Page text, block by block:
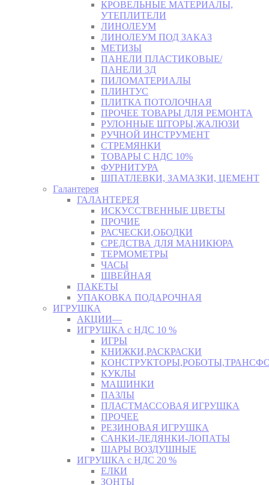
КРОВЕЛЬНЫЕ МАТЕРИАЛЫ,
УТЕПЛИТЕЛИ
ЛИНОЛЕУМ
ЛИНОЛЕУМ ПОД ЗАКАЗ
МЕТИЗЫ
ПАНЕЛИ ПЛАСТИКОВЫЕ/
ПАНЕЛИ 3Д
ПИЛОМАТЕРИАЛЫ
ПЛИНТУС
ПЛИТКА ПОТОЛОЧНАЯ
ПРОЧЕЕ ТОВАРЫ ДЛЯ РЕМОНТА
РУЛОННЫЕ ШТОРЫ,ЖАЛЮЗИ
РУЧНОЙ ИНСТРУМЕНТ
СТРЕМЯНКИ
ТОВАРЫ С НДС 10%
ФУРНИТУРА
ШПАТЛЕВКИ, ЗАМАЗКИ, ЦЕМЕНТ
Галантерея
ГАЛАНТЕРЕЯ
ИСКУССТВЕННЫЕ ЦВЕТЫ
ПРОЧИЕ
РАСЧЕСКИ,ОБОДКИ
СРЕДСТВА ДЛЯ МАНИКЮРА
ТЕРМОМЕТРЫ
ЧАСЫ
ШВЕЙНАЯ
ПАКЕТЫ
УПАКОВКА ПОДАРОЧНАЯ
ИГРУШКА
АКЦИИ—
ИГРУШКА с НДС 10 %
ИГРЫ
КНИЖКИ,РАСКРАСКИ
КУКЛЫ
МАШИНКИ
ПАЗЛЫ
ПЛАСТМАССОВАЯ ИГРУШКА
ПРОЧЕЕ
РЕЗИНОВАЯ ИГРУШКА
САНКИ-ЛЕДЯНКИ-ЛОПАТЫ
ШАРЫ ВОЗДУШНЫЕ
ИГРУШКА с НДС 20 %
ЕЛКИ
ЗОНТЫ